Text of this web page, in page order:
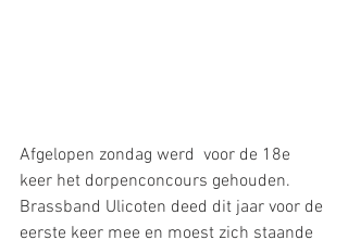
Afgelopen zondag werd  voor de 18e
keer het dorpenconcours gehouden.
Brassband Ulicoten deed dit jaar voor de
eerste keer mee en moest zich staande